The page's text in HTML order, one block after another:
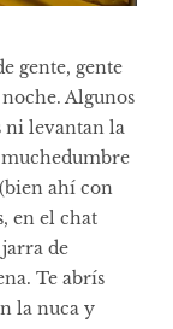
gente, gente
Algunos
ni levantan la
muchedumbre
ahí con
en el chat
de
Te abrís
la nuca y